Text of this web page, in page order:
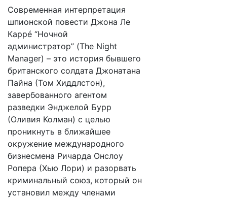
Современная интерпретация
шпионской повести Джона Ле
Каррé “Ночной
администратор” (The Night
Manager) – это история бывшего
британского солдата Джонатана
Пайна (Том Хиддлстон),
завербованного агентом
разведки Энджелой Бурр
(Оливия Колман) с целью
проникнуть в ближайшее
окружение международного
бизнесмена Ричарда Онслоу
Ропера (Хью Лори) и разорвать
криминальный союз, который он
установил между членами